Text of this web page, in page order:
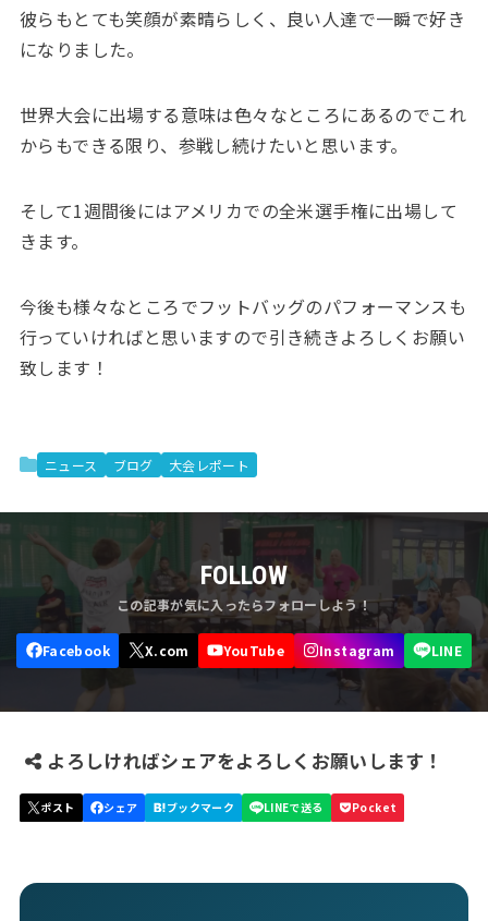
彼らもとても笑顔が素晴らしく、良い人達で一瞬で好き
になりました。
世界大会に出場する意味は色々なところにあるのでこれ
からもできる限り、参戦し続けたいと思います。
そして1週間後にはアメリカでの全米選手権に出場して
きます。
今後も様々なところでフットバッグのパフォーマンスも
行っていければと思いますので引き続きよろしくお願い
致します！
ニュース ブログ 大会レポート
FOLLOW
よろしければシェアをよろしくお願いします！